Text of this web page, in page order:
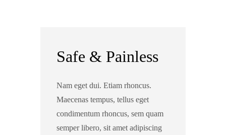
Safe & Painless
Nam eget dui. Etiam rhoncus.
Maecenas tempus, tellus eget
condimentum rhoncus, sem quam
semper libero, sit amet adipiscing